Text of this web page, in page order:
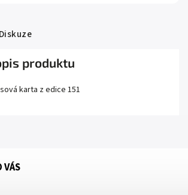
Diskuze
produktu
karta z edice 151
VÁS